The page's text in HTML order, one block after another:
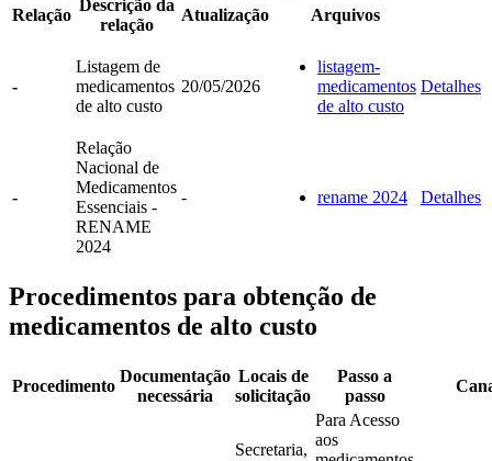
Relação
Descrição da
relação
Atualização Arquivos
-
Listagem de
medicamentos
de alto custo
20/05/2026
listagem-
medicamentos
de alto custo
Detalhes
-
Relação
Nacional de
Medicamentos
Essenciais -
RENAME
2024
- rename 2024 Detalhes
Procedimentos para obtenção de
medicamentos de alto custo
Procedimento
Documentação
necessária
Locais de
solicitação
Passo a
passo
Secretaria,
Para Acesso
aos